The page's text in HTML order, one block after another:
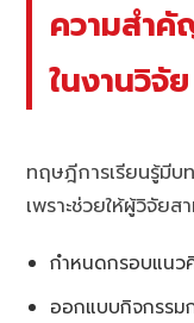
ความสำ
ในงานวิจัย
ทฤษฎีการเรียนรู้มี
เพราะช่วยให้ผู้วิจัยส
กำหนดกรอบแนว
ออกแบบกิจกรรม